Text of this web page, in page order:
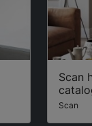
Scan
Scan